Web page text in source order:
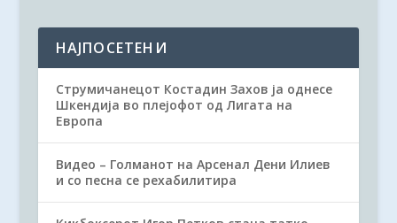
НАЈПОСЕТЕНИ
Струмичанецот Костадин Захов ја однесе
Шкендија во плејофот од Лигата на
Европа
Видео – Голманот на Арсенал Дени Илиев
и со песна се рехабилитира